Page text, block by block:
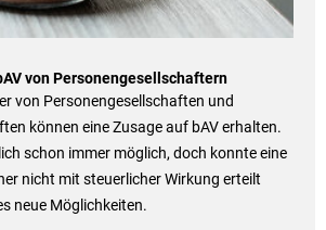
von Personengesellschaftern
von Personengesellschaften und
können eine Zusage auf bAV erhalten.
schon immer möglich, doch konnte eine
nicht mit steuerlicher Wirkung erteilt
neue Möglichkeiten.